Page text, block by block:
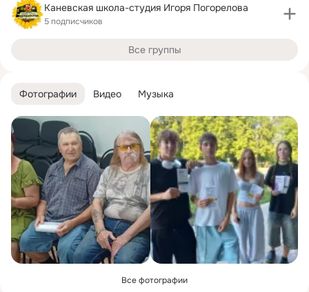
Фотографии Видео Музыка
Все фотографии
Каневская школа-студия Игоря Погорелова
5 подписчиков
Все группы